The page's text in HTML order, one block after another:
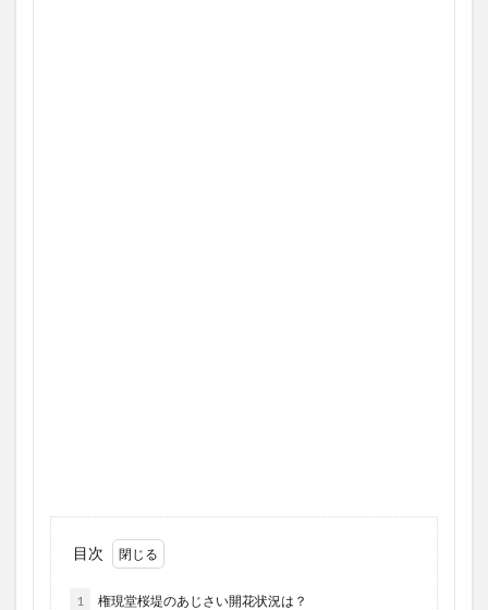
目次
1 権現堂桜堤のあじさい開花状況は？